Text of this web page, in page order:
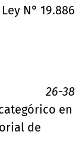
N° 19.886
26-38
en
de